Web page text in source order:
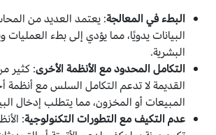
البطء في المعالجة: يعتمد العديد من
البيانات يدويًا، مما يؤدي إلى بطء
البشرية.
التكامل المحدود مع الأنظمة الأخرى: كثير
القديمة لا تدعم التكامل السلس مع أنظمة
المبيعات أو المخزون، مما يتطلب إدخال
عدم التكيف مع التطورات التكنولوجية: